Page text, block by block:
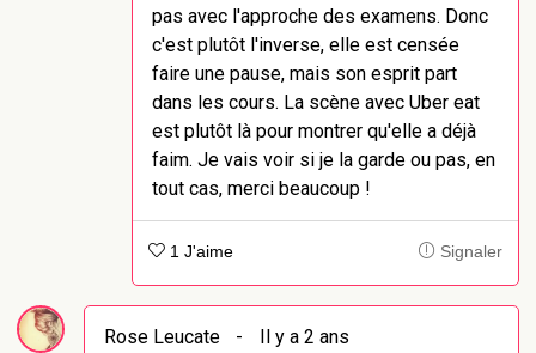
pas avec l'approche des examens. Donc
c'est plutôt l'inverse, elle est censée
faire une pause, mais son esprit part
dans les cours. La scène avec Uber eat
est plutôt là pour montrer qu'elle a déjà
faim. Je vais voir si je la garde ou pas, en
tout cas, merci beaucoup !
1 J'aime Signaler
Rose Leucate -
Il y a 2 ans